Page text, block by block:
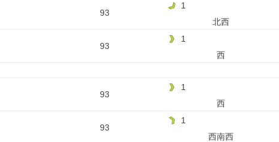
93
1
北西
93
1
西
93
1
西
93
1
西南西